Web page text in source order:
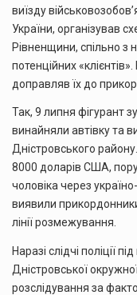
виїзду
України, організував
Рівненщини, спільно
потенційних
доправляв їх до
Так, 9 липня фігурант
винайняли автівку та
Дністровського
8000 доларів США,
чоловіка через
виявили
лінії розмежування.
Наразі слідчі поліції
Дністровської
розслідування за